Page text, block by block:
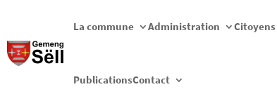
La commune Administration Citoyens
PublicationsContact